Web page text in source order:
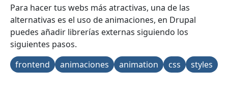
Para hacer tus webs más atractivas, una de las
alternativas es el uso de animaciones, en Drupal
puedes añadir librerías externas siguiendo los
siguientes pasos.
frontend
animaciones animation css styles